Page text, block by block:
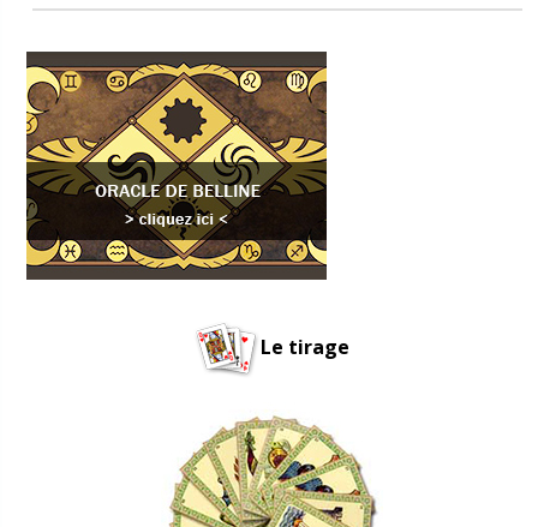
Le tirage